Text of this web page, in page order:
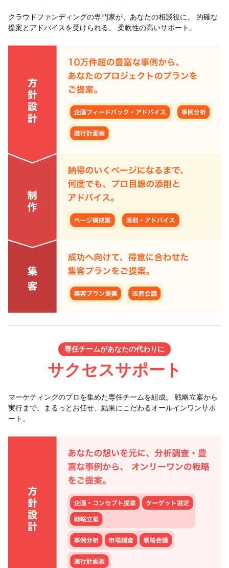
クラウドファンディングの専門家が、あなたの相談役に。 的確な
提案とアドバイスを受けられる、 柔軟性の高いサポート。
専任チームがあなたの代わりに
サクセスサポート
マーケティングのプロを集めた専任チームを組成。 戦略立案から
実行まで、まるっとお任せ、結果にこだわるオールインワンサポ
ート。